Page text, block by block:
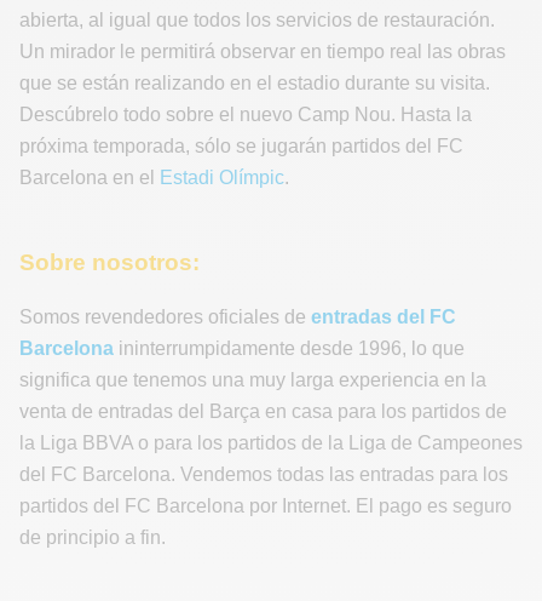
abierta, al igual que todos los servicios de restauración.
Un mirador le permitirá observar en tiempo real las obras
que se están realizando en el estadio durante su visita.
Descúbrelo todo sobre el nuevo Camp Nou. Hasta la
próxima temporada, sólo se jugarán partidos del FC
Barcelona en el
Estadi Olímpic.
Sobre nosotros:
Somos revendedores oficiales de entradas del FC
Barcelona ininterrumpidamente desde 1996, lo que
significa que tenemos una muy larga experiencia en la
venta de entradas del Barça en casa para los partidos de
la Liga BBVA o para los partidos de la Liga de Campeones
del FC Barcelona. Vendemos todas las entradas para los
partidos del FC Barcelona por Internet. El pago es seguro
de principio a fin.